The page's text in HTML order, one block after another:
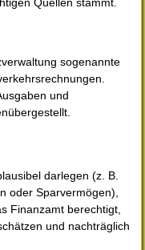
Quellen stammt.
sogenannte
und
darlegen (z. B.
oder Sparvermögen),
Finanzamt berechtigt,
und nachträglich